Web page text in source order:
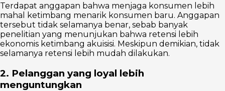
Terdapat anggapan bahwa menjaga konsumen lebih
mahal ketimbang menarik konsumen baru. Anggapan
tersebut tidak selamanya benar, sebab banyak
penelitian yang menunjukan bahwa retensi lebih
ekonomis ketimbang akuisisi. Meskipun demikian, tidak
selamanya retensi lebih mudah dilakukan.
2. Pelanggan yang loyal lebih
menguntungkan